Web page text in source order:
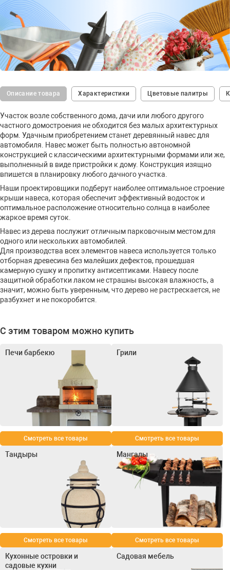
Описание товара Характеристики Цветовые палитры
Участок возле собственного дома, дачи или любого другого
частного домостроения не обходится без малых архитектурных
форм. Удачным приобретением станет деревянный навес для
автомобиля. Навес может быть полностью автономной
конструкцией с классическими архитектурными формами или же,
выполненный в виде пристройки к дому. Конструкция изящно
впишется в планировку любого дачного участка.
Наши проектировщики подберут наиболее оптимальное строение
крыши навеса, которая обеспечит эффективный водосток и
оптимальное расположение относительно солнца в наиболее
жаркое время суток.
Навес из дерева послужит отличным парковочным местом для
одного или нескольких автомобилей.
Для производства всех элементов навеса используется только
отборная древесина без малейших дефектов, прошедшая
камерную сушку и пропитку антисептиками. Навесу после
защитной обработки лаком не страшны высокая влажность, а
значит, можно быть уверенным, что дерево не растрескается, не
разбухнет и не покоробится.
С этим товаром можно купить
Печи барбекю
Смотреть все товары
Грили
Смотреть все товары
Тандыры
Смотреть все товары
Мангалы
Смотреть все товары
Кухонные островки и
садовые кухни
Садовая мебель